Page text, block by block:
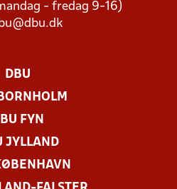
- fredag 9-16)
DBU
FYN
JYLLAND